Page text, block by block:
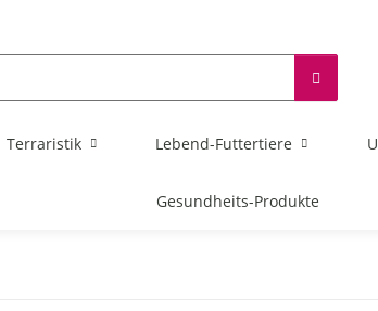
Terraristik Lebend-Futtertiere
Gesundheits-Produkte